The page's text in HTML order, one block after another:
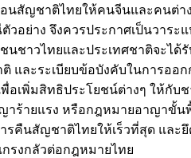
นสัญชาติไทยให้คนจีนและคนต่า
วอย่าง จึงควรประกาศเป็นวาระ
ชาวไทยและประเทศชาติจะได้รั
และระเบียบข้อบังคับในการออ
อเพิ่มสิทธิประโยชน์ต่างๆ ให้กับ
ร้ายแรง หรือกฎหมายอาญาขั้นพื้
รคืนสัญชาติไทยให้เร็วที่สุด และ
รงกลัวต่อกฎหมายไทย